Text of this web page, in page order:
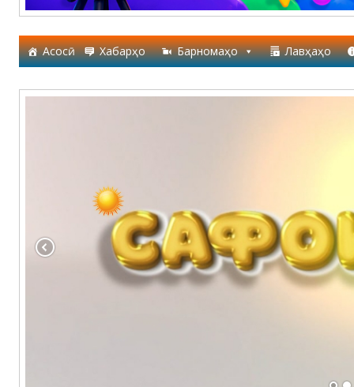
Асосӣ Хабарҳо Барномаҳо Лавҳаҳо